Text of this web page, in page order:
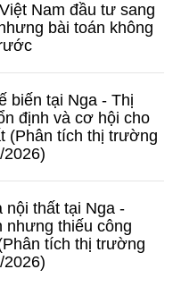
Nam đầu tư sang
bài toán không
biến tại Nga - Thị
định và cơ hội cho
(Phân tích thị trường
2026)
nội thất tại Nga -
nhưng thiếu công
tích thị trường
2026)